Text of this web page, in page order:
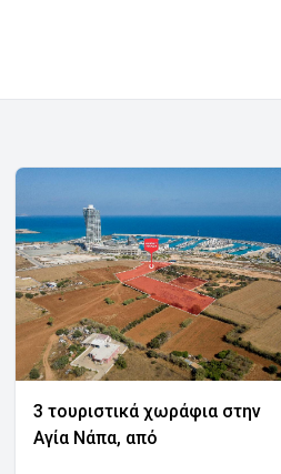
3 τουριστικά χωράφια στην
Αγία Νάπα, από